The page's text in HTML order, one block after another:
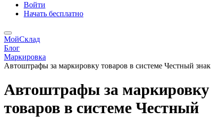
Войти
Начать бесплатно
МойСклад
Блог
Маркировка
Автоштрафы за маркировку товаров в системе Честный знак
Автоштрафы за маркировку
товаров в системе Честный